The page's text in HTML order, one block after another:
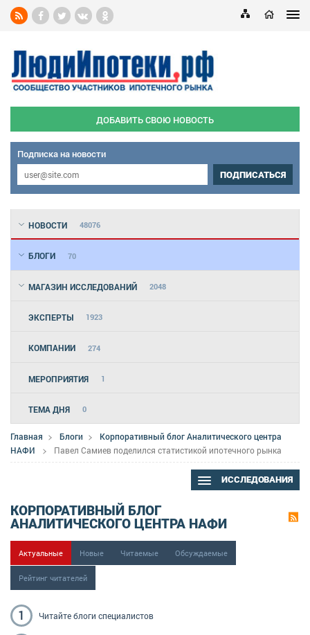
ДОБАВИТЬ СВОЮ НОВОСТЬ
Подписка на новости
ПОДПИСАТЬСЯ
НОВОСТИ 48076
БЛОГИ 70
МАГАЗИН ИССЛЕДОВАНИЙ 2048
ЭКСПЕРТЫ 1923
КОМПАНИИ 274
МЕРОПРИЯТИЯ 1
ТЕМА ДНЯ 0
Главная Блоги
Корпоративный блог Аналитического центра
НАФИ
Павел Самиев поделился статистикой ипотечного рынка
ИССЛЕДОВАНИЯ
КОРПОРАТИВНЫЙ БЛОГ
АНАЛИТИЧЕСКОГО ЦЕНТРА НАФИ
Актуальные Новые Читаемые Обсуждаемые
Рейтинг читателей
1 Читайте блоги специалистов